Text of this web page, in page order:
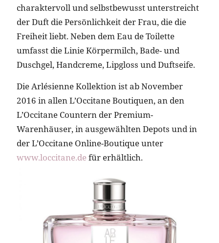
charaktervoll und selbstbewusst unterstreicht
der Duft die Persönlichkeit der Frau, die die
Freiheit liebt. Neben dem Eau de Toilette
umfasst die Linie Körpermilch, Bade- und
Duschgel, Handcreme, Lipgloss und Duftseife.
Die Arlésienne Kollektion ist ab November
2016 in allen L’Occitane Boutiquen, an den
L’Occitane Countern der Premium-
Warenhäuser, in ausgewählten Depots und in
der L’Occitane Online-Boutique unter
www.loccitane.de für erhältlich.